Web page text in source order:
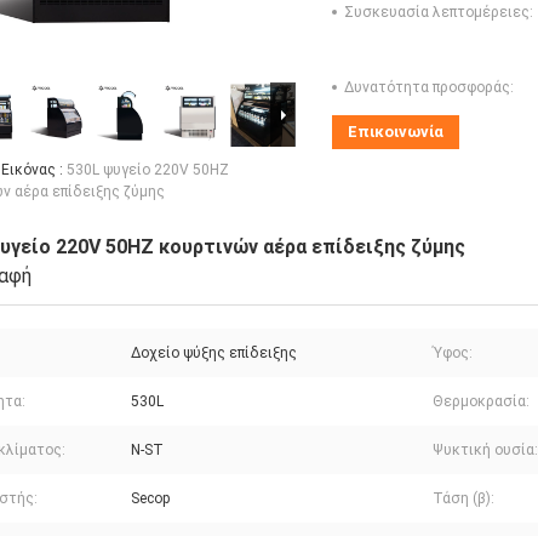
: 530L ψυγείο 220V 50HZ
αέρα επίδειξης ζύμης
Συσκευασία λεπτομέρειες:
Δυνατότητα προσφοράς:
Επικοινωνία
220V 50HZ κουρτινών αέρα επίδειξης ζύμης
Δοχείο ψύξης επίδειξης Ύφος:
530L Θερμοκρασία:
N-ST Ψυκτική ουσία:
Secop Τάση (β):